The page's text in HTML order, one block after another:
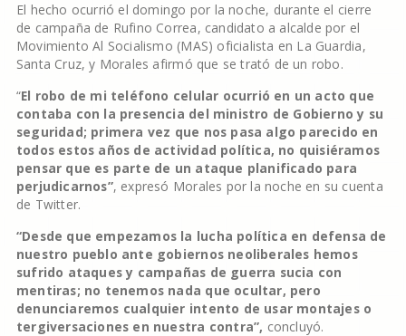
El hecho ocurrió el domingo por la noche, durante el cierre
de campaña de Rufino Correa, candidato a alcalde por el
Movimiento Al Socialismo (MAS) oficialista en La Guardia,
Santa Cruz, y Morales afirmó que se trató de un robo.
“El robo de mi teléfono celular ocurrió en un acto que
contaba con la presencia del ministro de Gobierno y su
seguridad; primera vez que nos pasa algo parecido en
todos estos años de actividad política, no quisiéramos
pensar que es parte de un ataque planificado para
perjudicarnos”, expresó Morales por la noche en su cuenta
de Twitter.
“Desde que empezamos la lucha política en defensa de
nuestro pueblo ante gobiernos neoliberales hemos
sufrido ataques y campañas de guerra sucia con
mentiras; no tenemos nada que ocultar, pero
denunciaremos cualquier intento de usar montajes o
tergiversaciones en nuestra contra”, concluyó.